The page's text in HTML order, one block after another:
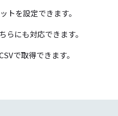
トを設定できます。
らにも対応できます。
で取得できます。